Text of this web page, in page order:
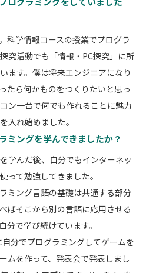
科学情報コースの授業でプログラ
究活動でも「情報・PC探究」に所
ます。僕は将来エンジニアになり
たら何かものをつくりたいと思っ
ン一台で何でも作れることに魅力
入れ始めました。
ミングを学んできましたか？
学んだ後、自分でもインターネッ
って勉強してきました。
ミング言語の基礎は共通する部分
ばそこから別の言語に応用させる
分で学び続けています。
自分でプログラミングしてゲームを
ムを作って、発表会で発表しまし